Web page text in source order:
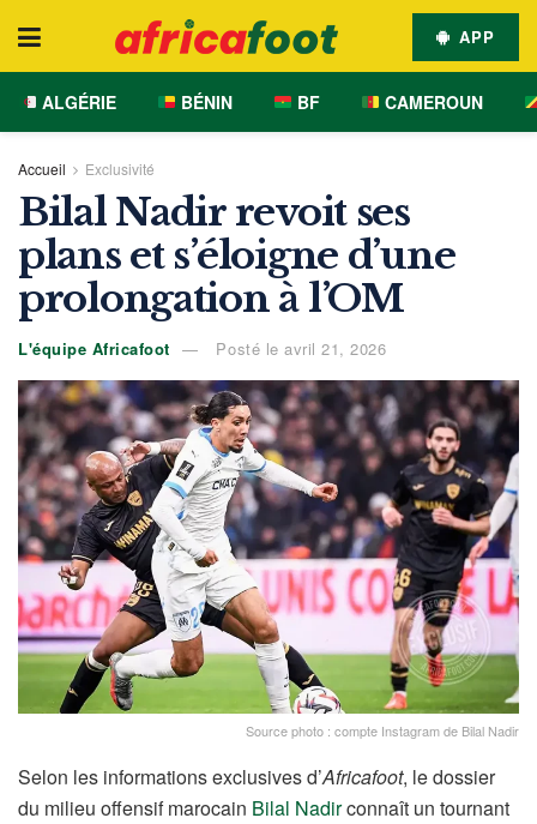
APP
ALGÉRIE BÉNIN BF CAMEROUN
Accueil Exclusivité
Bilal Nadir revoit ses
plans et s’éloigne d’une
prolongation à l’OM
L'équipe Africafoot Posté le avril 21, 2026
Source photo : compte Instagram de Bilal Nadir
Selon les informations exclusives d’Africafoot, le dossier
du milieu offensif marocain Bilal Nadirconnaît un tournant